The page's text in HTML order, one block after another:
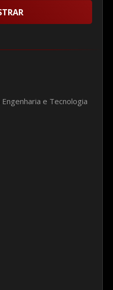
e Tecnologia